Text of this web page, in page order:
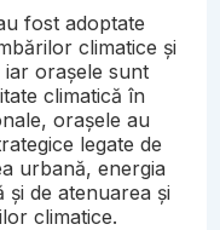
fost adoptate
climatice și
orașele sunt
climatică în
orașele au
legate de
urbană, energia
de atenuarea și
climatice.